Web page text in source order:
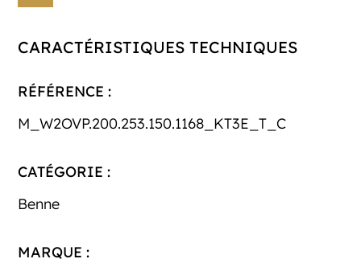
CARACTÉRISTIQUES TECHNIQUES
RÉFÉRENCE :
M_W2OVP.200.253.150.1168_KT3E_T_C
CATÉGORIE :
Benne
MARQUE :